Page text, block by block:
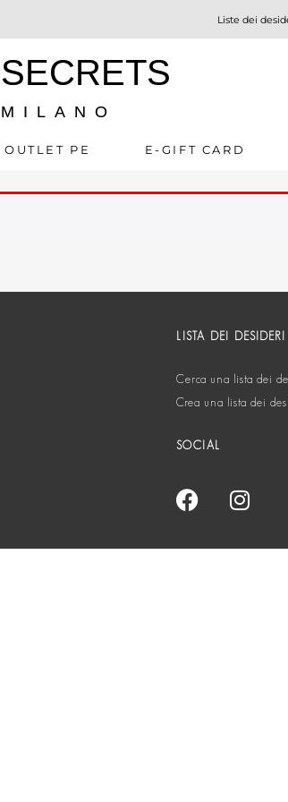
Liste dei
SECRETS
MILANO
OUTLET PE E-GIFT CARD
LISTA DEI DESIDERI
Cerca una lista dei
Crea una lista dei
SOCIAL